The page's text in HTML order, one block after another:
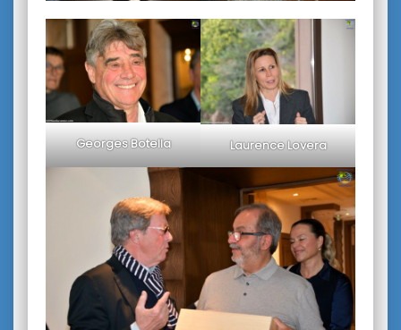
Georges Botella Laurence Lovera